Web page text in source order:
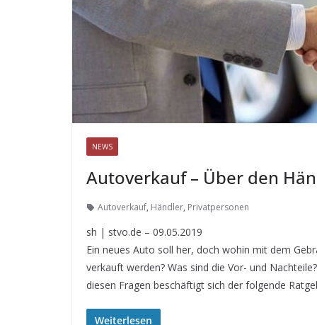
NEWS
Autoverkauf – Über den
Autoverkauf, Händler, Privatpersonen
sh | stvo.de – 09.05.2019
Ein neues Auto soll her, doch wohin mit dem
verkauft werden? Was sind die Vor- und
diesen Fragen beschäftigt sich der folgende
Weiterlesen